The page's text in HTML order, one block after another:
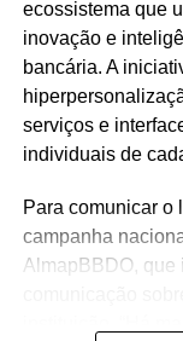
TÓPICOS
Moça lança o
inusitados de
no TikTok com
por dia
ecossistema que
inovação e
bancária. A
serviços e
individuais de
Para comunicar o
campanha
AlmapBBDO, que